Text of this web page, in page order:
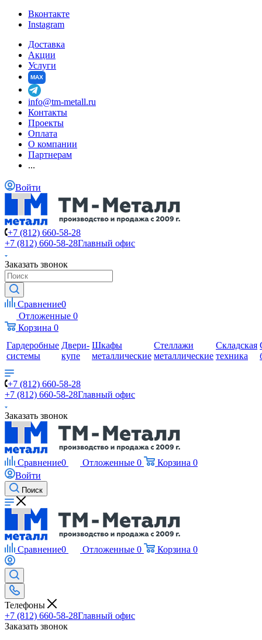
Вконтакте
Instagram
Доставка
Акции
Услуги
MAX
info@tm-metall.ru
Контакты
Проекты
Оплата
О компании
Партнерам
...
Войти
+7 (812) 660-58-28
+7 (812) 660-58-28Главный офис
Заказать звонок
Сравнение0
Отложенные 0
Корзина 0
Гардеробные
системы
Двери-
купе
Шкафы
металлические
Стеллажи
металлические
Складская
техника
+7 (812) 660-58-28
+7 (812) 660-58-28Главный офис
Заказать звонок
Сравнение0 Отложенные 0 Корзина 0
Войти
Поиск
Сравнение0 Отложенные 0 Корзина 0
Телефоны
+7 (812) 660-58-28Главный офис
Заказать звонок